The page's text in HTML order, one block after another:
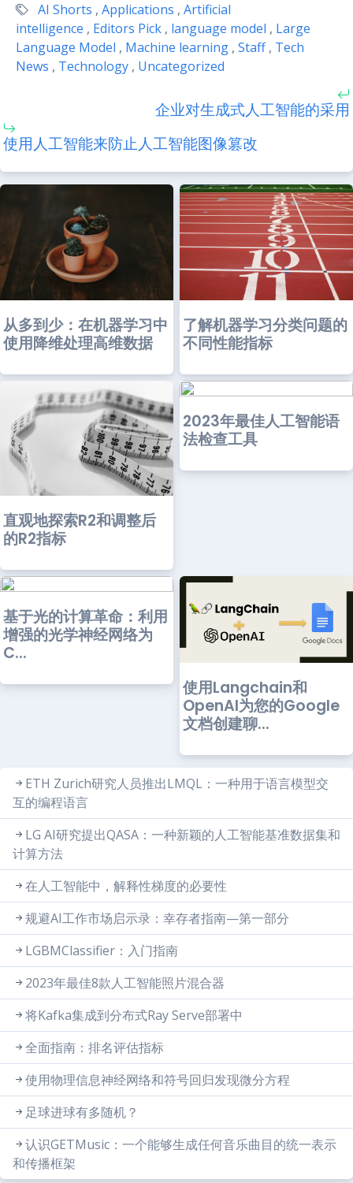
AI Shorts , Applications , Artificial
intelligence , Editors Pick , language model , Large
Language Model , Machine learning , Staff , Tech
News , Technology , Uncategorized
企业对生成式人工智能的采用
使用人工智能来防止人工智能图像篡改
从多到少：在机器学习中
使用降维处理高维数据
了解机器学习分类问题的
不同性能指标
直观地探索R2和调整后
的R2指标
2023年最佳人工智能语
法检查工具
基于光的计算革命：利用
增强的光学神经网络为
C...
使用Langchain和
OpenAI为您的Google
文档创建聊...
ETH Zurich研究人员推出LMQL：一种用于语言模型交
互的编程语言
LG AI研究提出QASA：一种新颖的人工智能基准数据集和
计算方法
在人工智能中，解释性梯度的必要性
规避AI工作市场启示录：幸存者指南—第一部分
LGBMClassifier：入门指南
2023年最佳8款人工智能照片混合器
将Kafka集成到分布式Ray Serve部署中
全面指南：排名评估指标
使用物理信息神经网络和符号回归发现微分方程
足球进球有多随机？
认识GETMusic：一个能够生成任何音乐曲目的统一表示
和传播框架